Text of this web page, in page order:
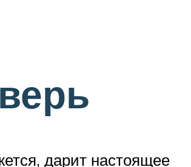
дарит настоящее